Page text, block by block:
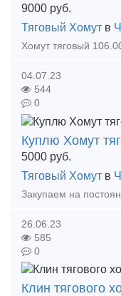
9000 руб.
Тяговый Хомут в
04.07.23
544
0
Куплю Хомут
5000 руб.
Тяговый Хомут в
26.06.23
585
0
Клин тягового